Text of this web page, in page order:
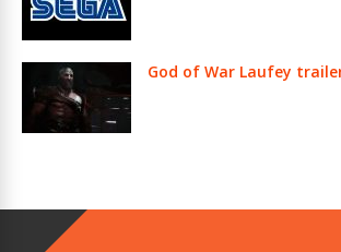
God of War Laufey